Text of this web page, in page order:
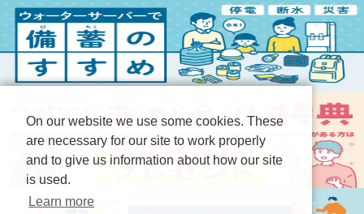
On our website we use some cookies. These
are necessary for our site to work properly
and to give us information about how our site
is used.
Learn more